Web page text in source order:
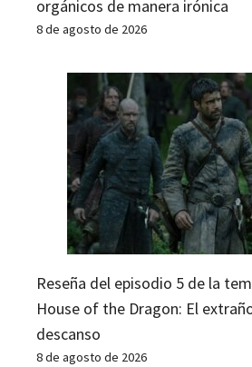
orgánicos de manera irónica
8 de agosto de 2026
Reseña del episodio 5 de la
House of the Dragon: El
descanso
8 de agosto de 2026